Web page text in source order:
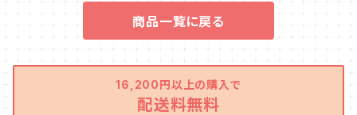
商品一覧に戻る
16,200円以上の購入で
配送料無料